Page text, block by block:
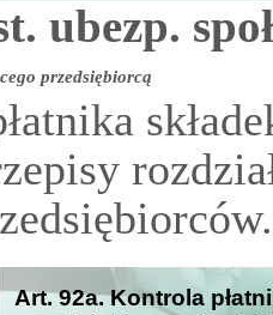
ubezp.
przedsiębiorcą
Art. 92a. Kontrola